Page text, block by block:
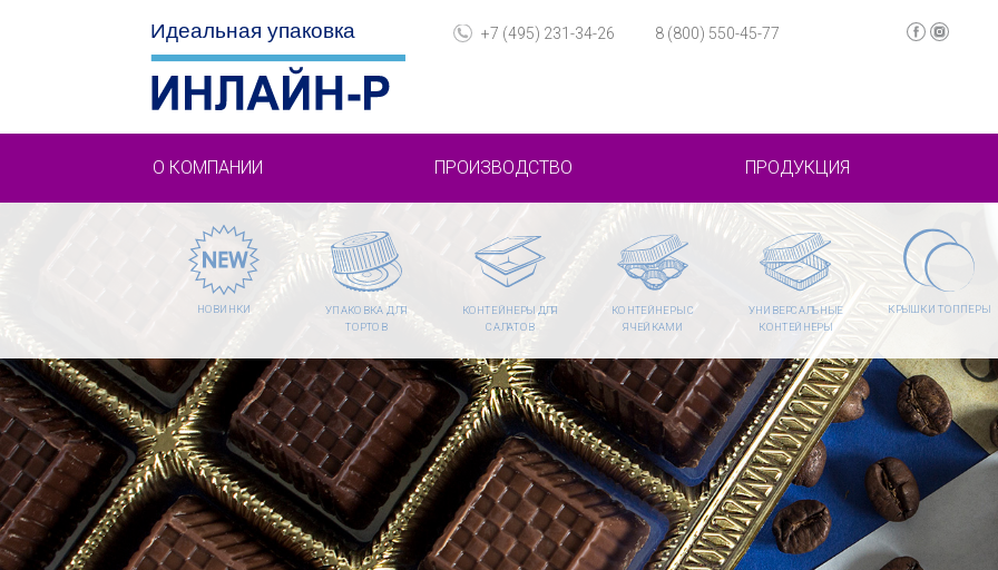
+7 (495) 231-34-26 8 (800) 550-45-77
О КОМПАНИИ ПРОИЗВОДСТВО ПРОДУКЦИЯ
НОВИНКИ УПАКОВКА ДЛЯ
ТОРТОВ
КОНТЕЙНЕРЫ ДЛЯ
САЛАТОВ
КОНТЕЙНЕРЫ С
ЯЧЕЙКАМИ
УНИВЕРСАЛЬНЫЕ
КОНТЕЙНЕРЫ
КРЫШКИ ТОППЕРЫ